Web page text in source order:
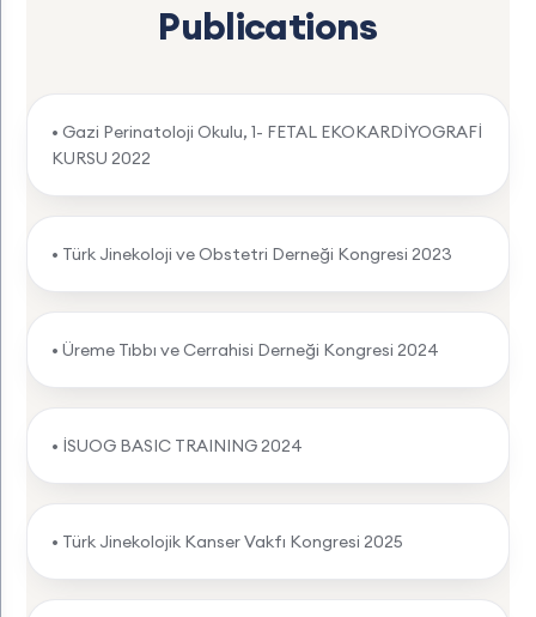
Publications
• Gazi Perinatoloji Okulu, 1- FETAL EKOKARDİYOGRAFİ
KURSU 2022
• Türk Jinekoloji ve Obstetri Derneği Kongresi 2023
• Üreme Tıbbı ve Cerrahisi Derneği Kongresi 2024
• İSUOG BASIC TRAINING 2024
• Türk Jinekolojik Kanser Vakfı Kongresi 2025